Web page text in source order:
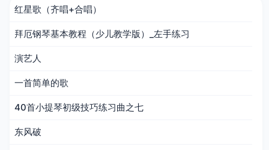
红星歌（齐唱+合唱）
拜厄钢琴基本教程（少儿教学版）_左手练习
演艺人
一首简单的歌
40首小提琴初级技巧练习曲之七
东风破